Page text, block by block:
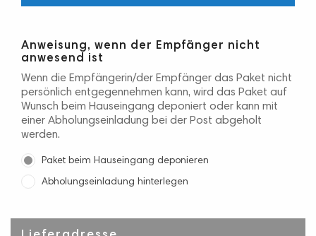
Anweisung, wenn der Empfänger nicht
anwesend ist
Wenn die Empfängerin/der Empfänger das Paket nicht
persönlich entgegennehmen kann, wird das Paket auf
Wunsch beim Hauseingang deponiert oder kann mit
einer Abholungseinladung bei der Post abgeholt
werden.
Paket beim Hauseingang deponieren
Abholungseinladung hinterlegen